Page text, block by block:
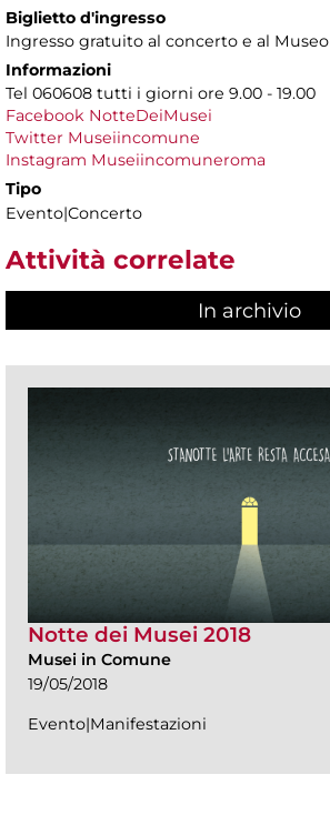
Biglietto d'ingresso
Ingresso gratuito al concerto e al Museo
Informazioni
Tel 060608 tutti i giorni ore 9.00 - 19.00
Facebook NotteDeiMusei
Twitter Museiincomune
Instagram Museiincomuneroma
Tipo
Evento|Concerto
Attività correlate
In archivio
Notte dei Musei 2018
Musei in Comune
19/05/2018
Evento|Manifestazioni